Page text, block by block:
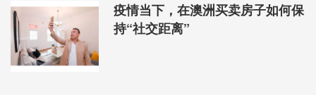
疫情当下，在澳洲买卖房子如何保
持“社交距离”